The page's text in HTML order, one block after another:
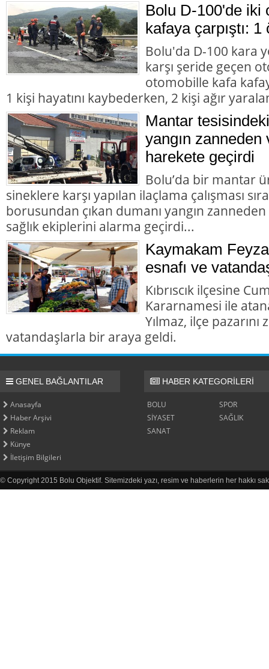
Bolu D-100'de iki
kafaya çarpıştı: 1
Bolu'da D-100 kara
karşı şeride geçen
otomobille kafa
1 kişi hayatını kaybederken, 2 kişi ağır
Mantar
yangın
harekete geçirdi
Bolu’da bir mantar
sineklere karşı yapılan ilaçlama çalışması
borusundan çıkan dumanı yangın
sağlık ekiplerini alarma geçirdi...
Kaymakam
esnafı ve
Kıbrıscık ilçesine
Kararnamesi ile
Yılmaz, ilçe
vatandaşlarla bir araya geldi.
GENEL BAĞLANTILAR
Anasayfa
Haber Arşivi
Reklam
Künye
İletişim Bilgileri
HABER KATEGORİLERİ
BOLU
SPOR
SİYASET
SAĞLIK
SANAT
© Copyright 2015 Bolu Objektif. Sitemizdeki yazı, resim ve haberlerin her hakkı